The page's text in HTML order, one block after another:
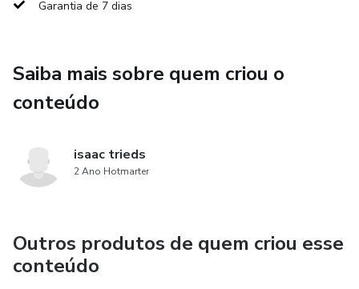
Garantia de 7 dias
Saiba mais sobre quem criou o
conteúdo
isaac trieds
2 Ano Hotmarter
Outros produtos de quem criou esse
conteúdo